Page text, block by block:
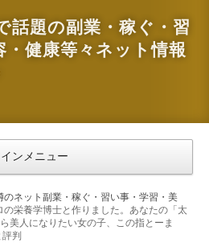
話題の副業・稼ぐ・習
・健康等々ネット情報
インメニュー
のネット副業・稼ぐ・習い事・学習・美
の栄養学博士と作りました。あなたの「太
美人になりたい女の子、この指とーま
判